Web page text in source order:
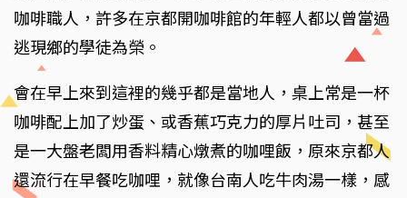
咖啡職人，許多在京都開咖啡館的年輕人都以曾當過
逃現鄉的學徒為榮。
會在早上來到這裡的幾乎都是當地人，桌上常是一杯
咖啡配上加了炒蛋、或香蕉巧克力的厚片吐司，甚至
是一大盤老闆用香料精心燉煮的咖哩飯，原來京都人
還流行在早餐吃咖哩，就像台南人吃牛肉湯一樣，感